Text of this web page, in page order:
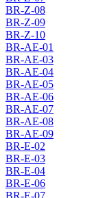
BR-Z-08
BR-Z-09
BR-Z-10
BR-AE-01
BR-AE-03
BR-AE-04
BR-AE-05
BR-AE-06
BR-AE-07
BR-AE-08
BR-AE-09
BR-E-02
BR-E-03
BR-E-04
BR-E-06
BR-E-07